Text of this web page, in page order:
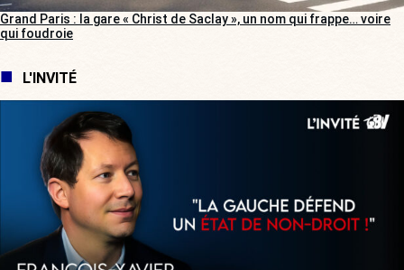
Grand Paris : la gare « Christ de Saclay », un nom qui frappe… voire
qui foudroie
L'INVITÉ